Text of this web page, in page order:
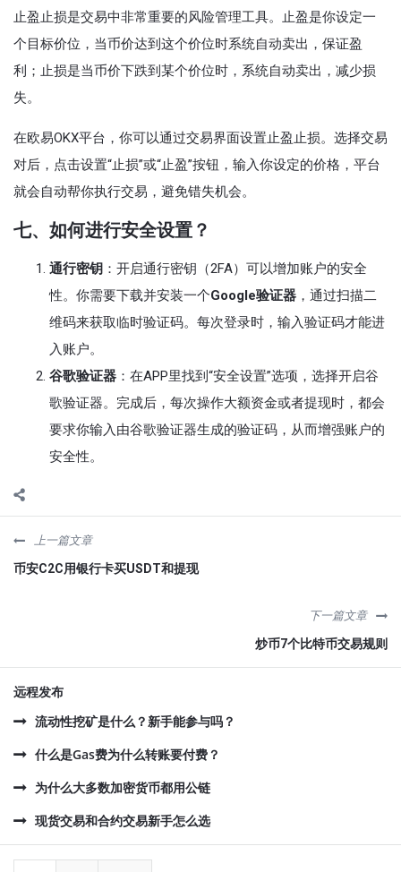
止盈止损是交易中非常重要的风险管理工具。止盈是你设定一
个目标价位，当币价达到这个价位时系统自动卖出，保证盈
利；止损是当币价下跌到某个价位时，系统自动卖出，减少损
失。
在欧易OKX平台，你可以通过交易界面设置止盈止损。选择交易
对后，点击设置“止损”或“止盈”按钮，输入你设定的价格，平台
就会自动帮你执行交易，避免错失机会。
七、如何进行安全设置？
通行密钥 ：开启通行密钥（2FA）可以增加账户的安全
性。你需要下载并安装一个Google验证器 ，通过扫描二
维码来获取临时验证码。每次登录时，输入验证码才能进
入账户。
谷歌验证器 ：在APP里找到“安全设置”选项，选择开启谷
歌验证器。完成后，每次操作大额资金或者提现时，都会
要求你输入由谷歌验证器生成的验证码，从而增强账户的
安全性。
上一篇文章
币安C2C用银行卡买USDT和提现
下一篇文章
炒币7个比特币交易规则
远程发布
流动性挖矿是什么？新手能参与吗？
什么是Gas费为什么转账要付费？
为什么大多数加密货币都用公链
现货交易和合约交易新手怎么选
侧